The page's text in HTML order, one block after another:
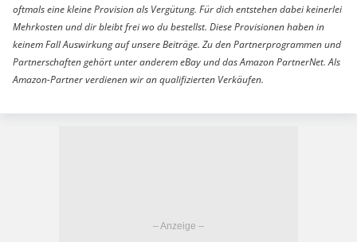
oftmals eine kleine Provision als Vergütung. Für dich entstehen dabei keinerlei
Mehrkosten und dir bleibt frei wo du bestellst. Diese Provisionen haben in
keinem Fall Auswirkung auf unsere Beiträge. Zu den Partnerprogrammen und
Partnerschaften gehört unter anderem eBay und das Amazon PartnerNet. Als
Amazon-Partner verdienen wir an qualifizierten Verkäufen.